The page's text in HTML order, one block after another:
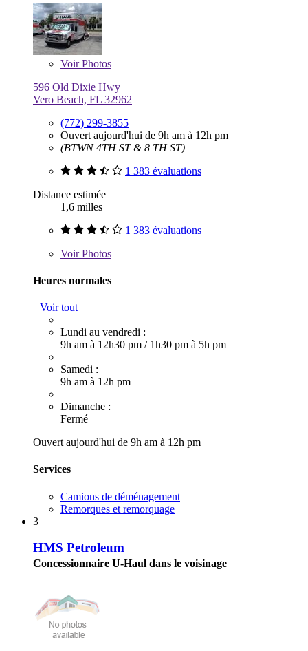
VoirPhotos
596 Old Dixie Hwy
Vero Beach, FL 32962
(772) 299-3855
Ouvert aujourd'hui de 9h am à 12h pm
(BTWN 4TH ST & 8 TH ST)
1 383 évaluations
Distance estimée
1,6 milles
1 383 évaluations
VoirPhotos
Heures normales
Voir tout
Lundi au vendredi :
9h am à 12h30 pm / 1h30 pm à 5h pm
Samedi :
9h am à 12h pm
Dimanche :
Fermé
Ouvert aujourd'hui de 9h am à 12h pm
Services
Camions de déménagement
Remorques et remorquage
3
HMS Petroleum
Concessionnaire U-Haul dans le voisinage